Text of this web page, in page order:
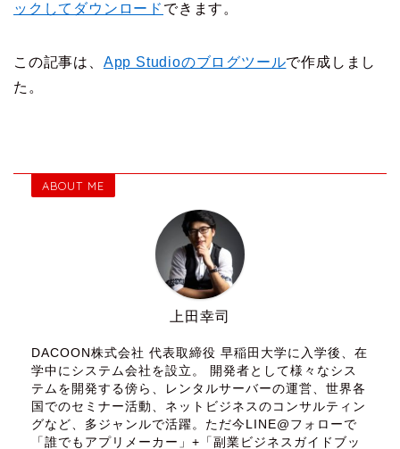
ックしてダウンロード できます。
この記事は、 App Studioのブログツールで作成しまし
た。
ABOUT ME
上田幸司
DACOON株式会社 代表取締役 早稲田大学に入学後、在
学中にシステム会社を設立。 開発者として様々なシス
テムを開発する傍ら、レンタルサーバーの運営、世界各
国でのセミナー活動、ネットビジネスのコンサルティン
グなど、多ジャンルで活躍。ただ今LINE@フォローで
「誰でもアプリメーカー」+「副業ビジネスガイドブッ